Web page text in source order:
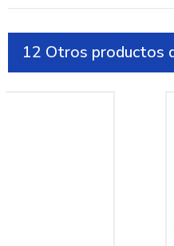
12 Otros productos